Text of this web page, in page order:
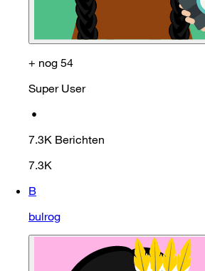
+ nog 54
Super User
•
7.3K Berichten
7.3K
B
bulrog